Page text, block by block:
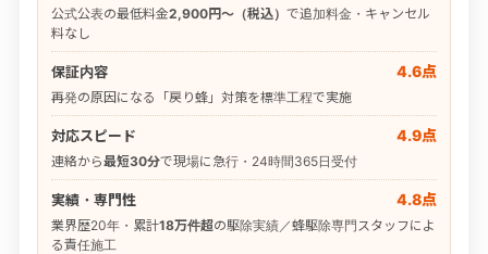
公式公表の最低料金2,900円〜（税込） で追加料金・キャンセル
料なし
保証内容 4.6点
再発の原因になる「戻り蜂」対策を標準工程で実施
対応スピード 4.9点
連絡から最短30分で現場に急行・24時間365日受付
実績・専門性 4.8点
業界歴20年・累計18万件超の駆除実績／蜂駆除専門スタッフによ
る責任施工